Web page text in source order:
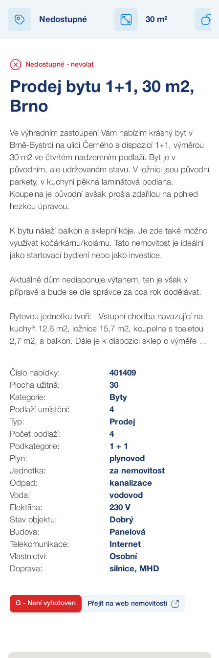
Nedostupné 30 m²
Nedostupné - nevolat
Prodej bytu 1+1, 30 m2,
Brno
Ve výhradním zastoupení Vám nabízím krásný byt v
Brně-Bystrci na ulici Černého s dispozicí 1+1, výměrou
30 m2 ve čtvrtém nadzemním podlaží. Byt je v
původním, ale udržovaném stavu. V ložnici jsou původní
parkety, v kuchyni pěkná laminátová podlaha.
Koupelna je původní avšak prošla zdařilou na pohled
hezkou úpravou.
K bytu náleží balkon a sklepní kóje. Je zde také možno
využívat kočárkárnu/kolárnu. Tato nemovitost je ideální
jako startovací bydlení nebo jako investice.
Aktuálně dům nedisponuje výtahem, ten je však v
přípravě a bude se dle správce za cca rok dodělávat.
Bytovou jednotku tvoří: Vstupní chodba navazující na
kuchyň 12,6 m2, ložnice 15,7 m2, koupelna s toaletou
2,7 m2, a balkon. Dále je k dispozici sklep o výměře 2
K parkování je možno využít velké parkoviště
nacházející se kousek od vchodu. Jen kousek od
domu je také zastávka.
Bystrc nabízí široké rozpětí kulturních i volnočasových
aktivit. Občanská vybavenost je zde téměř dokonalá.
Užijte si celou video-prohlídku, prohlédněte si fotografie
včetně půdorysu, a já se na vás budu těšit na
prohlídce.
--
Zajištění hypotečního servisu s nejvýhodnější nabídkou
na trhu dle individuálních potřeb klienta je
samozřejmostí a zdarma. Prodávající si vyhrazuje právo
vybrat kupujícího na základě jím zvolených kritérií. Berte
prosím na vědomí, že uvedená výměra může být pouze
G.
Číslo nabídky:
401409
Plocha užitná:
30
Kategorie:
Byty
Podlaží umístění:
4
Typ:
Prodej
Počet podlaží:
4
Podkategorie:
1 + 1
Plyn:
plynovod
Jednotka:
za nemovitost
Odpad:
kanalizace
Voda:
vodovod
Elektřina:
230 V
Stav objektu:
Dobrý
Budova:
Panelová
Telekomunikace:
Internet
Vlastnictví:
Osobní
Doprava:
silnice, MHD
G - Není vyhotoven Přejít na web nemovitosti